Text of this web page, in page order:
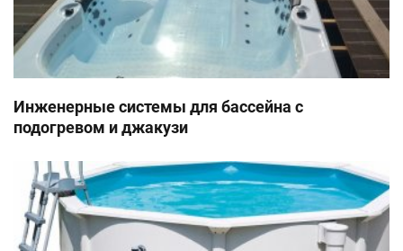
Инженерные системы для бассейна с
подогревом и джакузи